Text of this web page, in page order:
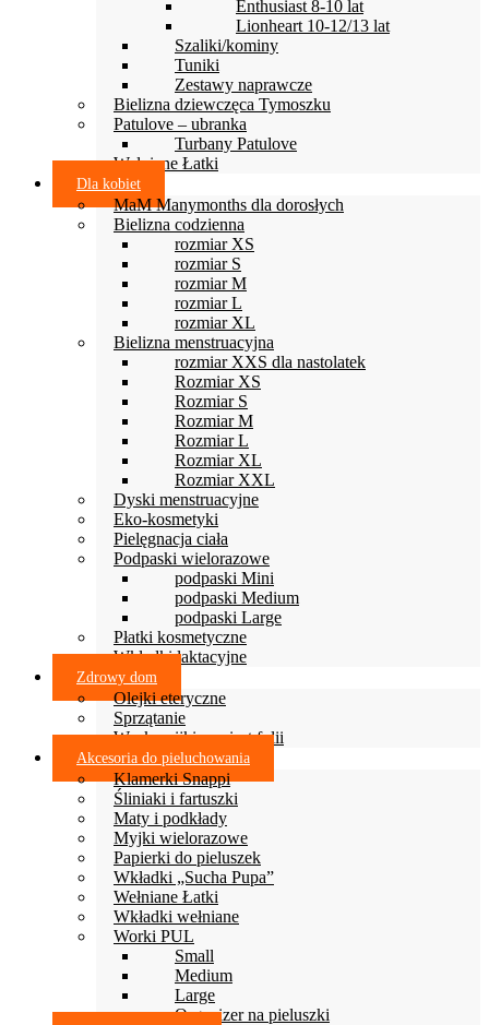
Enthusiast 8-10 lat
Lionheart 10-12/13 lat
Szaliki/kominy
Tuniki
Zestawy naprawcze
Bielizna dziewczęca Tymoszku
Patulove – ubranka
Turbany Patulove
Wełniane Łatki
Dla kobiet
MaM Manymonths dla dorosłych
Bielizna codzienna
rozmiar XS
rozmiar S
rozmiar M
rozmiar L
rozmiar XL
Bielizna menstruacyjna
rozmiar XXS dla nastolatek
Rozmiar XS
Rozmiar S
Rozmiar M
Rozmiar L
Rozmiar XL
Rozmiar XXL
Dyski menstruacyjne
Eko-kosmetyki
Pielęgnacja ciała
Podpaski wielorazowe
podpaski Mini
podpaski Medium
podpaski Large
Płatki kosmetyczne
Wkładki laktacyjne
Zdrowy dom
Olejki eteryczne
Sprzątanie
Woskowijki zamiast folii
Akcesoria do pieluchowania
Klamerki Snappi
Śliniaki i fartuszki
Maty i podkłady
Myjki wielorazowe
Papierki do pieluszek
Wkładki „Sucha Pupa”
Wełniane Łatki
Wkładki wełniane
Worki PUL
Small
Medium
Large
Organizer na pieluszki